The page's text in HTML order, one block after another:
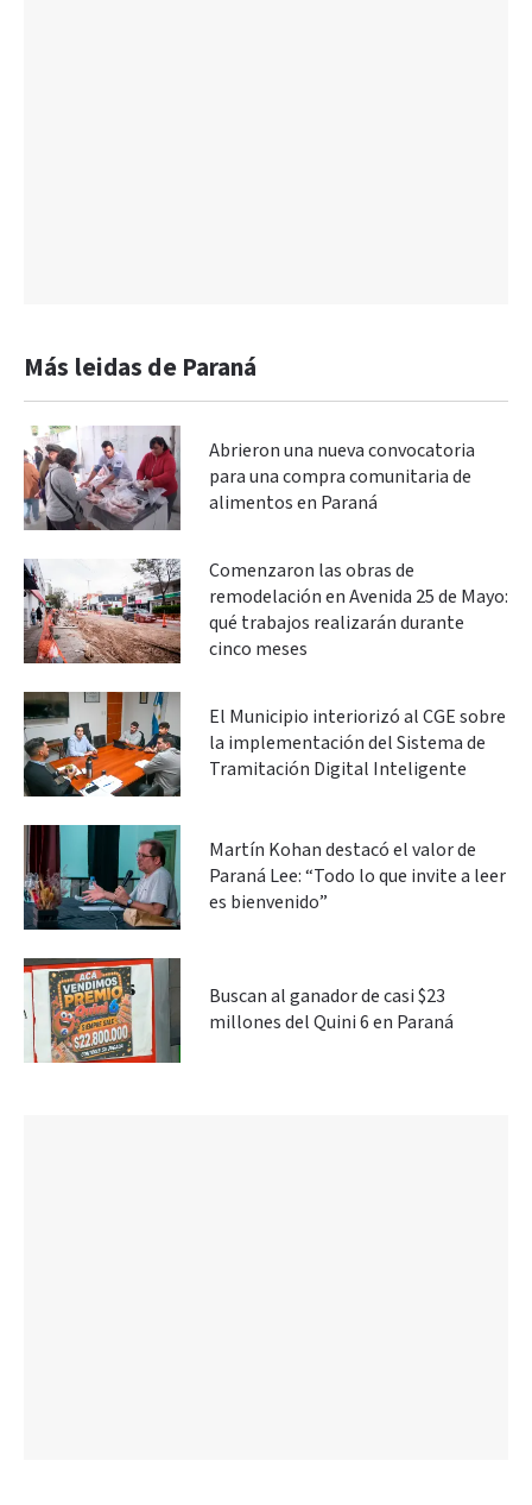
Más leidas de Paraná
Abrieron una nueva convocatoria
para una compra comunitaria de
alimentos en Paraná
Comenzaron las obras de
remodelación en Avenida 25 de Mayo:
qué trabajos realizarán durante
cinco meses
El Municipio interiorizó al CGE sobre
la implementación del Sistema de
Tramitación Digital Inteligente
Martín Kohan destacó el valor de
Paraná Lee: “Todo lo que invite a leer
es bienvenido”
Buscan al ganador de casi $23
millones del Quini 6 en Paraná